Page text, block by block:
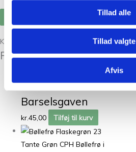
Tillad alle
Tillad valgte
Afvis
Kunder købte også
Relaterede varer
Opskrifter til børn fra Pixen
Barselsgaven
kr.45,00 Tilføj til kurv
Tante Grøn CPH Bøllefrø i